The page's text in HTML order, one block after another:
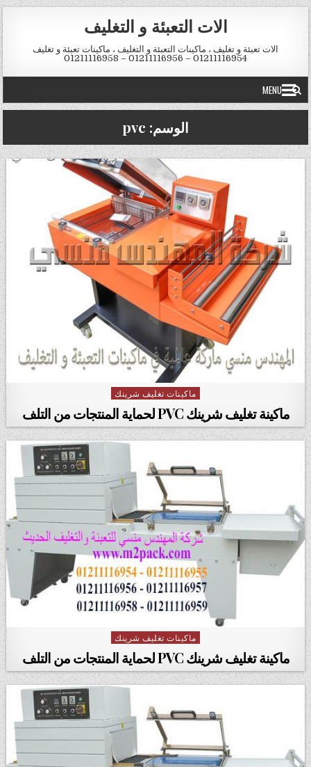
Skip to content
الات التعبئة و التغليف
الات تعبئة و تغليف ، ماكينات التعبئة و التغليف ، ماكينات تعبئة و تغليف
01211116954 – 01211116956 – 01211116958
MENU
الوسم: pvc
Posted in
ماكينات تغليف شرينك
ماكينة تغليف شرينك PVC لحماية المنتجات من التلف
Posted in
ماكينات تغليف شرينك
ماكينة تغليف شرينك PVC لحماية المنتجات من التلف